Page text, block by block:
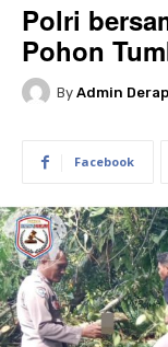
Polri
Pohon
By Admin
Facebook